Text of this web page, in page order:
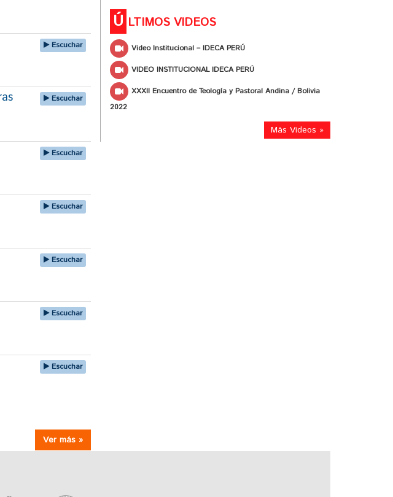
Escuchar
Escuchar
Escuchar
Escuchar
Escuchar
Escuchar
Escuchar
Ver más »
Ú LTIMOS VIDEOS
Video Institucional – IDECA PERÚ
VIDEO INSTITUCIONAL IDECA PERÚ
XXXII Encuentro de Teología y Pastoral Andina / Bolivia
2022
Más Videos »